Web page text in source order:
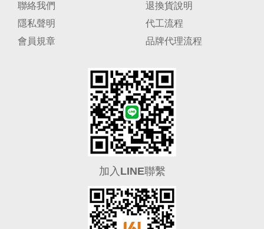
聯絡我們
隱私聲明
會員規章
退換貨說明
代工流程
品牌代理流程
加入LINE聯繫